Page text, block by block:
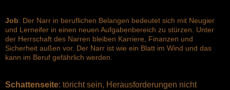
Job: Der Narr in beruflichen Belangen bedeutet sich mit Neugier
und Lerneifer in einen neuen Aufgabenbereich zu stürzen. Unter
der Herrschaft des Narren bleiben Karriere, Finanzen und
Sicherheit außen vor. Der Narr ist wie ein Blatt im Wind und das
kann im Beruf gefährlich werden.
Schattenseite: töricht sein, Herausforderungen nicht